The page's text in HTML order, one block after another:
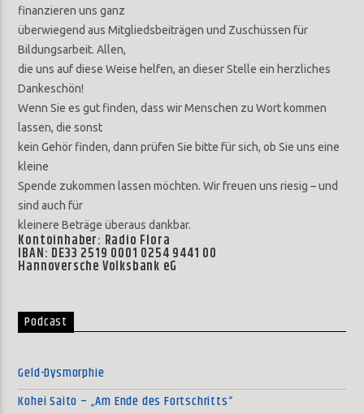
finanzieren uns ganz
überwiegend aus Mitgliedsbeiträgen und Zuschüssen für
Bildungsarbeit. Allen,
die uns auf diese Weise helfen, an dieser Stelle ein herzliches
Dankeschön!
Wenn Sie es gut finden, dass wir Menschen zu Wort kommen
lassen, die sonst
kein Gehör finden, dann prüfen Sie bitte für sich, ob Sie uns eine
kleine
Spende zukommen lassen möchten. Wir freuen uns riesig – und
sind auch für
kleinere Beträge überaus dankbar.
Kontoinhaber: Radio Flora
IBAN: DE33 2519 0001 0254 9441 00
Hannoversche Volksbank eG
Podcast
Geld-Dysmorphie
Kohei Saito – „Am Ende des Fortschritts“